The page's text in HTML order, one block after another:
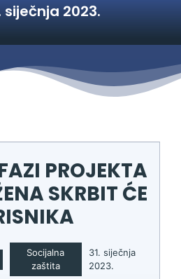
siječnja 2023.
PROJEKTA
SKRBIT ĆE
Socijalna
zaštita
31. siječnja
2023.